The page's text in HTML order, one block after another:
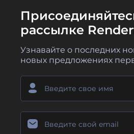
рассылке
Узнавайте о последних
новых предложениях